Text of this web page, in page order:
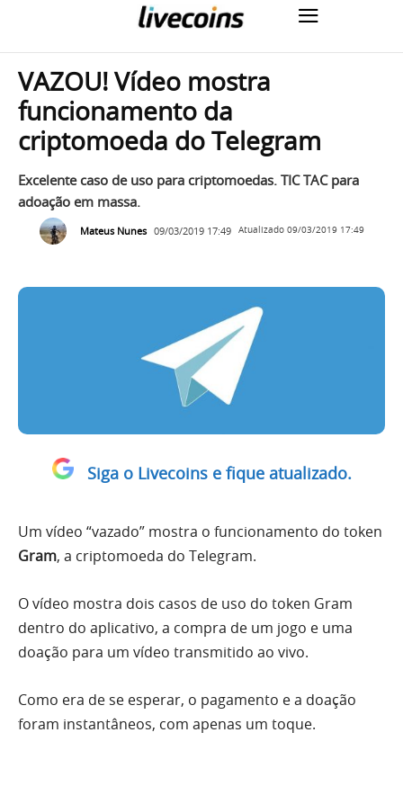
VAZOU! Vídeo mostra
funcionamento da
criptomoeda do Telegram
Excelente caso de uso para criptomoedas. TIC TAC para
adoação em massa.
Mateus Nunes 09/03/2019 17:49 Atualizado 09/03/2019 17:49
Siga o Livecoins e fique atualizado.
Um vídeo “vazado” mostra o funcionamento do token
Gram, a criptomoeda do Telegram.
O vídeo mostra dois casos de uso do token Gram
dentro do aplicativo, a compra de um jogo e uma
doação para um vídeo transmitido ao vivo.
Como era de se esperar, o pagamento e a doação
foram instantâneos, com apenas um toque.